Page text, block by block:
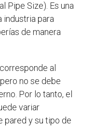
Pipe Size). Es una
industria para
de manera
al
no se debe
Por lo tanto, el
variar
pared y su tipo de